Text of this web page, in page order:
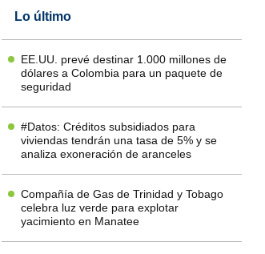
Lo último
EE.UU. prevé destinar 1.000 millones de
dólares a Colombia para un paquete de
seguridad
#Datos: Créditos subsidiados para
viviendas tendrán una tasa de 5% y se
analiza exoneración de aranceles
Compañía de Gas de Trinidad y Tobago
celebra luz verde para explotar
yacimiento en Manatee